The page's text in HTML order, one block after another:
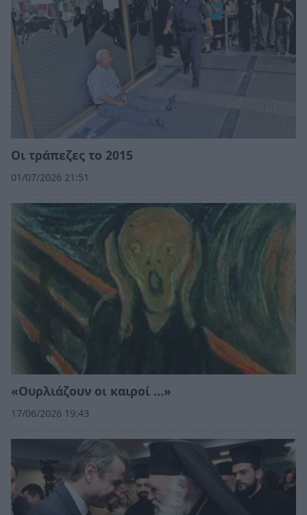
Οι τράπεζες το 2015
01/07/2026 21:51
«Ουρλιάζουν οι καιροί …»
17/06/2026 19:43